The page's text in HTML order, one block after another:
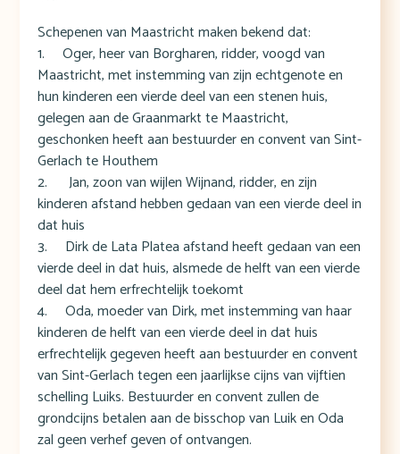
Schepenen van Maastricht maken bekend dat:
1. Oger, heer van Borgharen, ridder, voogd van
Maastricht, met instemming van zijn echtgenote en
hun kinderen een vierde deel van een stenen huis,
gelegen aan de Graanmarkt te Maastricht,
geschonken heeft aan bestuurder en convent van Sint-
Gerlach te Houthem
2. Jan, zoon van wijlen Wijnand, ridder, en zijn
kinderen afstand hebben gedaan van een vierde deel in
dat huis
3. Dirk de Lata Platea afstand heeft gedaan van een
vierde deel in dat huis, alsmede de helft van een vierde
deel dat hem erfrechtelijk toekomt
4. Oda, moeder van Dirk, met instemming van haar
kinderen de helft van een vierde deel in dat huis
erfrechtelijk gegeven heeft aan bestuurder en convent
van Sint-Gerlach tegen een jaarlijkse cijns van vijftien
schelling Luiks. Bestuurder en convent zullen de
grondcijns betalen aan de bisschop van Luik en Oda
zal geen verhef geven of ontvangen.